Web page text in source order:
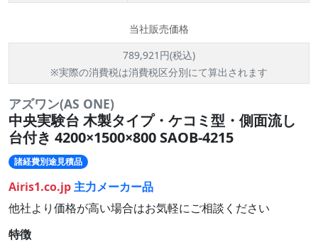
当社販売価格
789,921円(税込)
※実際の消費税は消費税区分別にて算出されます
アズワン(AS ONE)
中央実験台 木製タイプ・ケコミ型・側面流し
台付き 4200×1500×800 SAOB-4215
諸経費別途見積品
Airis1.co.jp主力メーカー品
他社より価格が高い場合はお気軽にご相談ください
特徴